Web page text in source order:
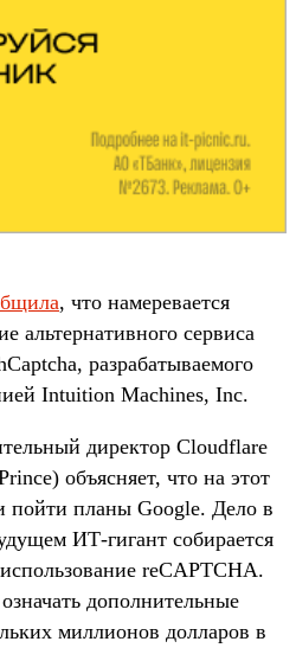
, что намеревается
альтернативного сервиса
разрабатываемого
Intuition Machines, Inc.
директор Cloudflare
объясняет, что на этот
пойти планы Google. Дело в
ИТ-гигант собирается
reCAPTCHA.
дополнительные
миллионов долларов в